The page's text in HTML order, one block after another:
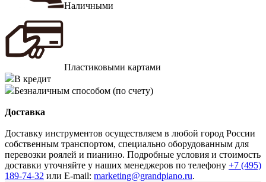
Наличными
Пластиковыми картами
В кредит
Безналичным способом (по счету)
Доставка
Доставку инструментов осуществляем в любой город России
собственным транспортом, специально оборудованным для
перевозки роялей и пианино. Подробные условия и стоимость
доставки уточняйте у наших менеджеров по телефону +7 (495)
189-74-32 или E-mail: marketing@grandpiano.ru.